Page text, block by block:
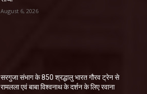
August 6, 2026
सरगुजा संभाग के 850 श्रद्धालु भारत गौरव ट्रेन से
रामलला एवं बाबा विश्वनाथ के दर्शन के लिए रवाना